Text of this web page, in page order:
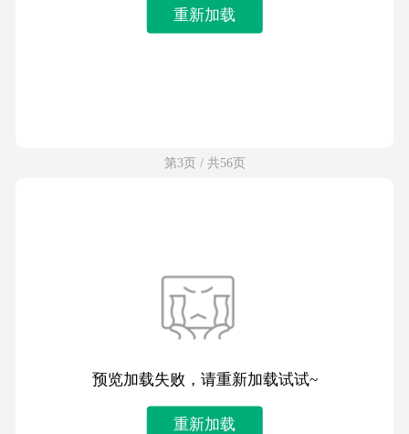
重新加载
第3页 / 共56页
预览加载失败，请重新加载试试~
重新加载